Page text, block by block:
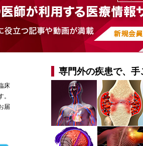
床
届
専門外の疾患で、